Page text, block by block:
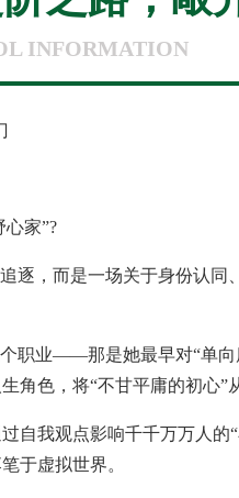
INFORMATION
家”?
，而是一场关于身份认同
职业——那是她最早对“单向
角色，将“不甘平庸的初心”
我观点影响千千万万人的“
于虚拟世界。